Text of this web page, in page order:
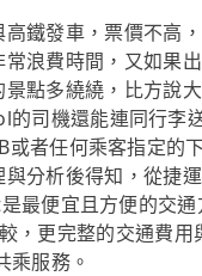
鐵發車，票價不高
浪費時間，又如果
點多繞繞，比方說
司機還能連同行李
或者任何乘客指定的
分析後得知，從捷
最便宜且方便的交
，更完整的交通費
服務。